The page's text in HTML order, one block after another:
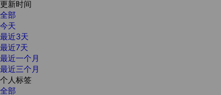
更新时间
全部
今天
最近3天
最近7天
最近一个月
最近三个月
个人标签
全部